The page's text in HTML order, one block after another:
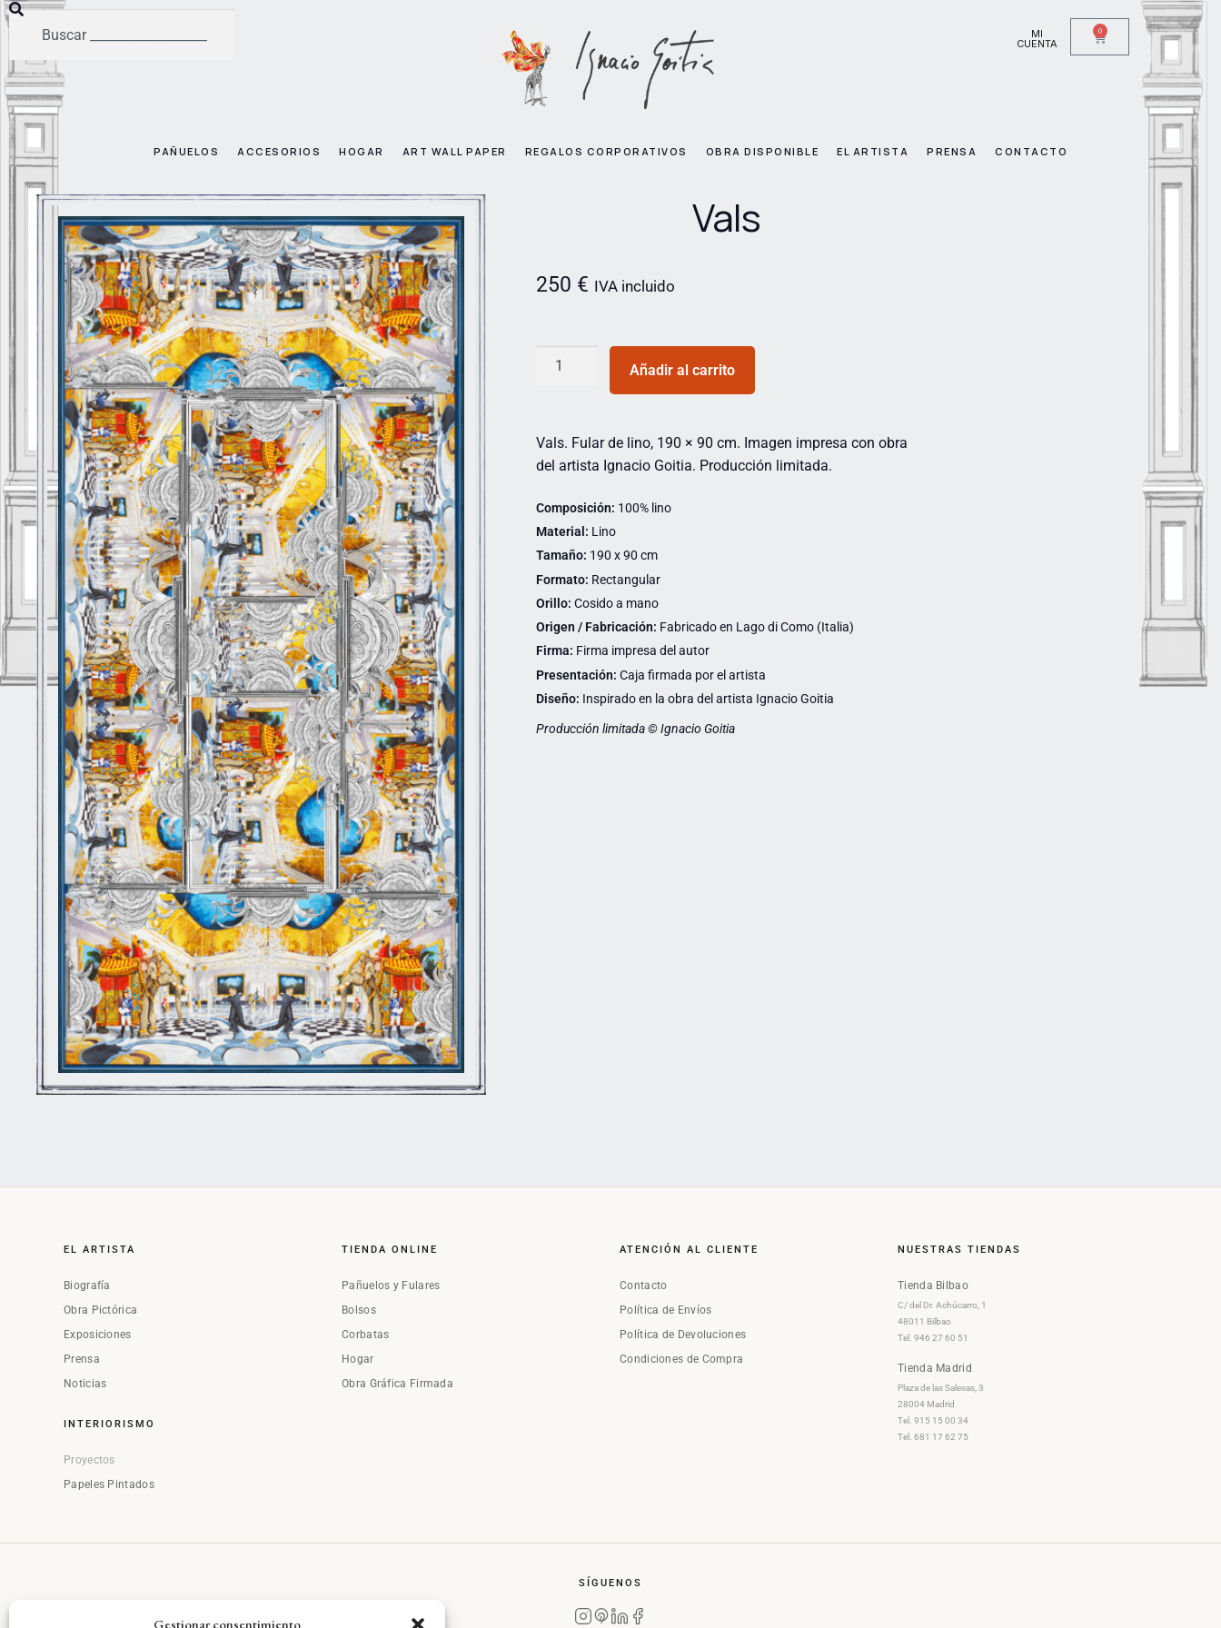
Gestionar consentimiento
MI
CUENTA
0
PAÑUELOS ACCESORIOS HOGAR ART WALL PAPER REGALOS CORPORATIVOS OBRA DISPONIBLE EL ARTISTA PRENSA CONTACTO
Vals
250 € IVA incluido
Añadir al carrito
Vals. Fular de lino, 190 × 90 cm. Imagen impresa con obra
del artista Ignacio Goitia. Producción limitada.
Composición: 100% lino
Material: Lino
Tamaño: 190 x 90 cm
Formato: Rectangular
Orillo: Cosido a mano
Origen / Fabricación: Fabricado en Lago di Como (Italia)
Firma: Firma impresa del autor
Presentación: Caja firmada por el artista
Diseño: Inspirado en la obra del artista Ignacio Goitia
Producción limitada © Ignacio Goitia
EL ARTISTA
Biografía
Obra Pictórica
Exposiciones
Prensa
Noticias
INTERIORISMO
Proyectos
Papeles Pintados
TIENDA ONLINE
Pañuelos y Fulares
Bolsos
Corbatas
Hogar
Obra Gráfica Firmada
ATENCIÓN AL CLIENTE
Contacto
Política de Envíos
Política de Devoluciones
Condiciones de Compra
NUESTRAS TIENDAS
Tienda Bilbao
C/ del Dr. Achúcarro, 1
48011 Bilbao
Tel. 946 27 60 51
Tienda Madrid
Plaza de las Salesas, 3
28004 Madrid
Tel. 915 15 00 34
Tel. 681 17 62 75
SÍGUENOS